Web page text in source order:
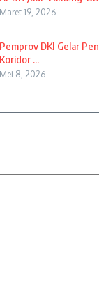
Maret 19, 2026
Pemprov DKI Gelar
Koridor ...
Mei 8, 2026